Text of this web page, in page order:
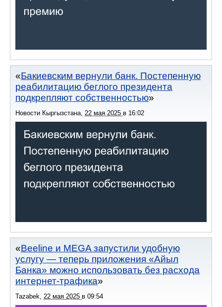
Бакиевским вернули банк. Постепенную
реабилитацию беглого президента
подкрепляют собственностью
Новости Кыргызстана 22 мая 2025 в 16:02
Beeline и MEGA запустили удобную
услугу — теперь приложения «Айыл
Банка» можно использовать без расхода
интернет-трафика
Tazabek 22 мая 2025 в 09:54